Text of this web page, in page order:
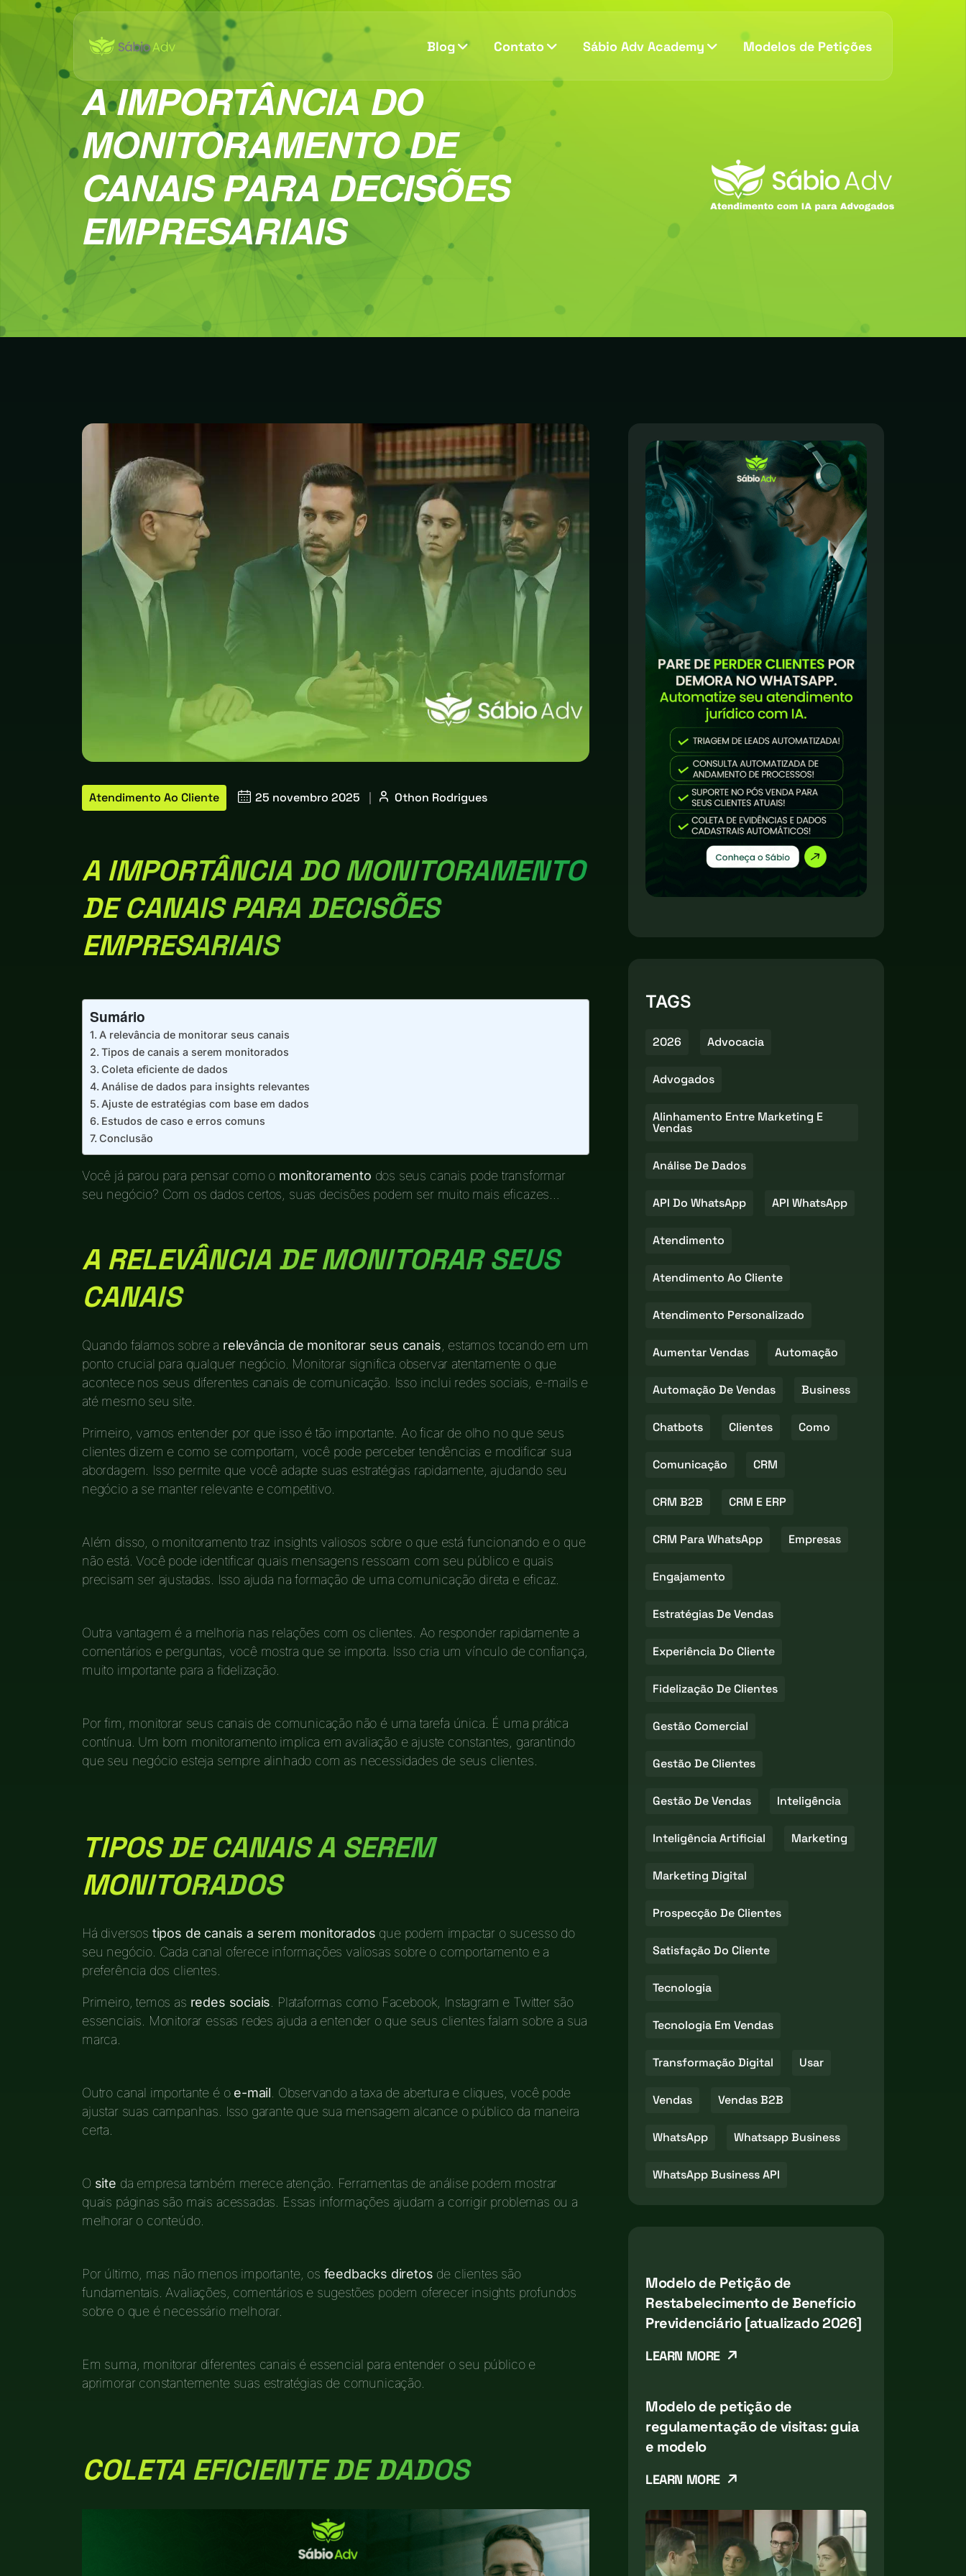
Blog Contato Sábio Adv Academy Modelos de Petições
A IMPORTÂNCIA DO
MONITORAMENTO DE
CANAIS PARA DECISÕES
EMPRESARIAIS
Atendimento Ao Cliente 25 novembro 2025 | Othon Rodrigues
A IMPORTÂNCIA DO MONITORAMENTO
DE CANAIS PARA DECISÕES
EMPRESARIAIS
Sumário
A relevância de monitorar seus canais
Tipos de canais a serem monitorados
Coleta eficiente de dados
Análise de dados para insights relevantes
Ajuste de estratégias com base em dados
Estudos de caso e erros comuns
Conclusão
Você já parou para pensar como o monitoramento dos seus canais pode transformar
seu negócio? Com os dados certos, suas decisões podem ser muito mais eficazes…
A RELEVÂNCIA DE MONITORAR SEUS
CANAIS
Quando falamos sobre a relevância de monitorar seus canais , estamos tocando em um
ponto crucial para qualquer negócio. Monitorar significa observar atentamente o que
acontece nos seus diferentes canais de comunicação. Isso inclui redes sociais, e-mails e
até mesmo seu site.
Primeiro, vamos entender por que isso é tão importante. Ao ficar de olho no que seus
clientes dizem e como se comportam, você pode perceber tendências e modificar sua
abordagem. Isso permite que você adapte suas estratégias rapidamente, ajudando seu
negócio a se manter relevante e competitivo.
Além disso, o monitoramento traz insights valiosos sobre o que está funcionando e o que
não está. Você pode identificar quais mensagens ressoam com seu público e quais
precisam ser ajustadas. Isso ajuda na formação de uma comunicação direta e eficaz.
Outra vantagem é a melhoria nas relações com os clientes. Ao responder rapidamente a
comentários e perguntas, você mostra que se importa. Isso cria um vínculo de confiança,
muito importante para a fidelização.
Por fim, monitorar seus canais de comunicação não é uma tarefa única. É uma prática
contínua. Um bom monitoramento implica em avaliação e ajuste constantes, garantindo
que seu negócio esteja sempre alinhado com as necessidades de seus clientes.
TIPOS DE CANAIS A SEREM
MONITORADOS
Há diversos tipos de canais a serem monitorados que podem impactar o sucesso do
seu negócio. Cada canal oferece informações valiosas sobre o comportamento e a
preferência dos clientes.
Primeiro, temos as redes sociais . Plataformas como Facebook, Instagram e Twitter são
essenciais. Monitorar essas redes ajuda a entender o que seus clientes falam sobre a sua
marca.
Outro canal importante é o e-mail . Observando a taxa de abertura e cliques, você pode
ajustar suas campanhas. Isso garante que sua mensagem alcance o público da maneira
certa.
O site da empresa também merece atenção. Ferramentas de análise podem mostrar
quais páginas são mais acessadas. Essas informações ajudam a corrigir problemas ou a
melhorar o conteúdo.
Por último, mas não menos importante, os feedbacks diretos de clientes são
fundamentais. Avaliações, comentários e sugestões podem oferecer insights profundos
sobre o que é necessário melhorar.
Em suma, monitorar diferentes canais é essencial para entender o seu público e
aprimorar constantemente suas estratégias de comunicação.
COLETA EFICIENTE DE DADOS
TAGS
2026 Advocacia
Advogados
Alinhamento Entre Marketing E
Vendas
Análise De Dados
API Do WhatsApp API WhatsApp
Atendimento
Atendimento Ao Cliente
Atendimento Personalizado
Aumentar Vendas Automação
Automação De Vendas Business
Chatbots Clientes Como
Comunicação CRM
CRM B2B CRM E ERP
CRM Para WhatsApp Empresas
Engajamento
Estratégias De Vendas
Experiência Do Cliente
Fidelização De Clientes
Gestão Comercial
Gestão De Clientes
Gestão De Vendas Inteligência
Inteligência Artificial Marketing
Marketing Digital
Prospecção De Clientes
Satisfação Do Cliente
Tecnologia
Tecnologia Em Vendas
Transformação Digital Usar
Vendas Vendas B2B
WhatsApp Whatsapp Business
WhatsApp Business API
Modelo de Petição de
Restabelecimento de Benefício
Previdenciário [atualizado 2026]
LEARN MORE
Modelo de petição de
regulamentação de visitas: guia
e modelo
LEARN MORE